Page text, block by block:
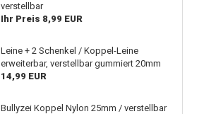
verstellbar
Ihr Preis 8,99 EUR
Leine + 2 Schenkel / Koppel-Leine
erweiterbar, verstellbar gummiert 20mm
14,99 EUR
Bullyzei Koppel Nylon 25mm / verstellbar